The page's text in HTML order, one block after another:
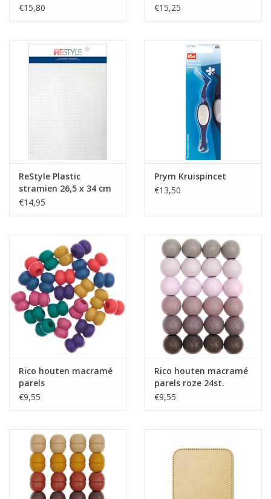
€15,80
€15,25
ReStyle Plastic
stramien 26,5 x 34 cm
- 10 stuks
€14,95
Prym Kruispincet
€13,50
Rico houten macramé
parels
regenboogkleuren 24
€9,55
Rico houten macramé
parels roze 24st.
€9,55